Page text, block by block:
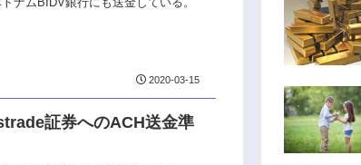
2020-03-15
証券へのACH送金準